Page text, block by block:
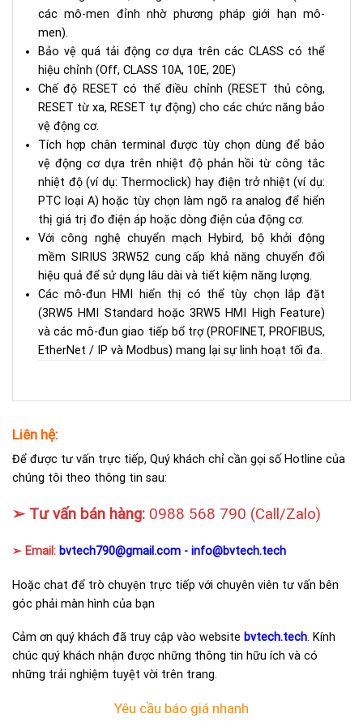
các mô-men đỉnh nhờ phương pháp giới hạn mô-
men).
Bảo vệ quá tải động cơ dựa trên các CLASS có thể
hiệu chỉnh (Off, CLASS 10A, 10E, 20E)
Chế độ RESET có thể điều chỉnh (RESET thủ công,
RESET từ xa, RESET tự động) cho các chức năng bảo
vệ động cơ.
Tích hợp chân terminal được tùy chọn dùng để bảo
vệ động cơ dựa trên nhiệt độ phản hồi từ công tắc
nhiệt độ (ví dụ: Thermoclick) hay điện trở nhiệt (ví dụ:
PTC loại A) hoặc tùy chọn làm ngõ ra analog để hiển
thị giá trị đo điện áp hoặc dòng điện của động cơ.
Với công nghệ chuyển mạch Hybird, bộ khởi động
mềm SIRIUS 3RW52 cung cấp khả năng chuyển đổi
hiệu quả để sử dụng lâu dài và tiết kiệm năng lượng.
Các mô-đun HMI hiển thị có thể tùy chọn lắp đặt
(3RW5 HMI Standard hoặc 3RW5 HMI High Feature)
và các mô-đun giao tiếp bổ trợ (PROFINET, PROFIBUS,
EtherNet / IP và Modbus) mang lại sự linh hoạt tối đa.
Liên hệ:
Để được tư vấn trực tiếp, Quý khách chỉ cần gọi số Hotline của
chúng tôi theo thông tin sau:
➢ Tư vấn bán hàng: 0988 568 790 (Call/Zalo)
➢ Email: bvtech790@gmail.com - info@bvtech.tech
Hoặc chat để trò chuyện trực tiếp với chuyên viên tư vấn bên
góc phải màn hình của bạn
Cảm ơn quý khách đã truy cập vào website bvtech.tech. Kính
chúc quý khách nhận được những thông tin hữu ích và có
những trải nghiệm tuyệt vời trên trang.
Yêu cầu báo giá nhanh